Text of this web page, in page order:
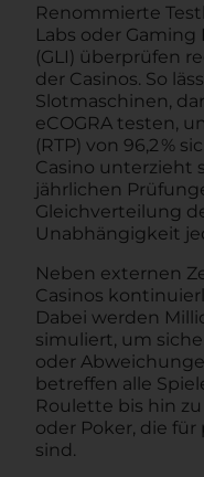
Renommierte
Labs oder
(GLI) überprüfen
der Casinos. So
Slotmaschinen,
eCOGRA testen,
(RTP) von 96,2 %
Casino unterzieht
jährlichen
Gleichverteilung
Unabhängigkeit
Neben externen
Casinos
Dabei werden
simuliert, um
oder
betreffen alle
Roulette bis hin
oder Poker, die
sind.